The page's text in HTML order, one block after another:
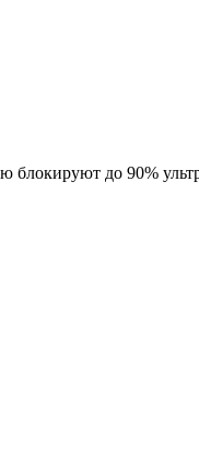
блокируют до 90%